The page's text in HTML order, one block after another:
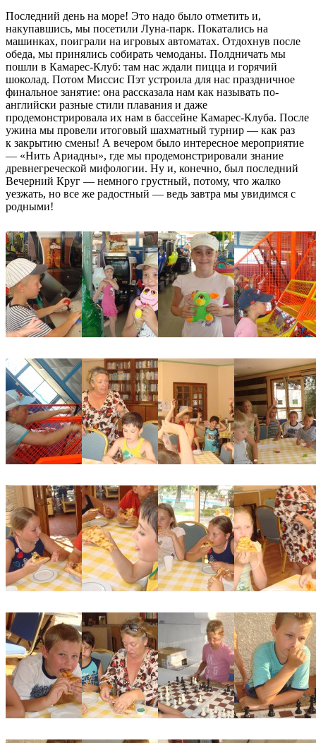
Последний день на море! Это надо было отметить и,
накупавшись, мы посетили Луна-парк. Покатались на
машинках, поиграли на игровых автоматах. Отдохнув после
обеда, мы принялись собирать чемоданы. Полдничать мы
пошли в Камарес-Клуб: там нас ждали пицца и горячий
шоколад. Потом Миссис Пэт устроила для нас праздничное
финальное занятие: она рассказала нам как называть по-
английски разные стили плавания и даже
продемонстрировала их нам в бассейне Камарес-Клуба. После
ужина мы провели итоговый шахматный турнир — как раз
к закрытию смены! А вечером было интересное мероприятие
— «Нить Ариадны», где мы продемонстрировали знание
древнегреческой мифологии. Ну и, конечно, был последний
Вечерний Круг — немного грустный, потому, что жалко
уезжать, но все же радостный — ведь завтра мы увидимся с
родными!